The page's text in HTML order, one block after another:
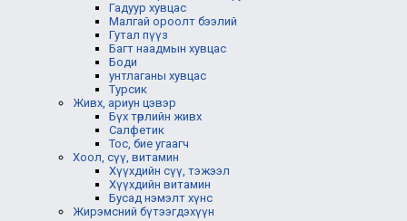
Гадуур хувцас
Малгай ороолт бээлий
Гутал пүүз
Багт наадмын хувцас
Боди
унтлаганы хувцас
Турсик
Живх, ариун цэвэр
Бүх төрлийн живх
Салфетик
Тос, бие угаагч
Хоол, сүү, витамин
Хүүхдийн сүү, тэжээл
Хүүхдийн витамин
Бусад нэмэлт хүнс
Жирэмсний бүтээгдэхүүн